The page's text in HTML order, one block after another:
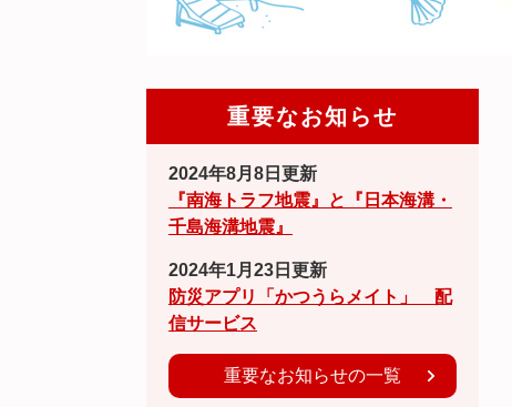
重要なお知らせ
2024年8月8日更新
『南海トラフ地震』と『日本海溝・
千島海溝地震』
2024年1月23日更新
防災アプリ「かつうらメイト」 配
信サービス
重要なお知らせの一覧